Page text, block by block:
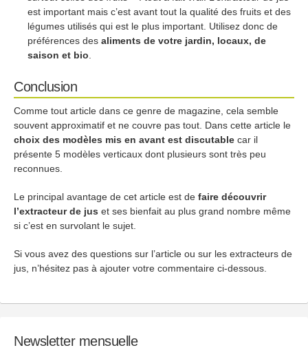
est important mais c’est avant tout la qualité des fruits et des
légumes utilisés qui est le plus important. Utilisez donc de
préférences des aliments de votre jardin, locaux, de
saison et bio
Conclusion
Comme tout article dans ce genre de magazine, cela semble
souvent approximatif et ne couvre pas tout. Dans cette article le
choix des modèles mis en avant est discutable car il
présente 5 modèles verticaux dont plusieurs sont très peu
reconnues.
Le principal avantage de cet article est de faire découvrir
l’extracteur de jus et ses bienfait au plus grand nombre même
si c’est en survolant le sujet.
Si vous avez des questions sur l’article ou sur les extracteurs de
jus, n’hésitez pas à ajouter votre commentaire ci-dessous.
Newsletter mensuelle